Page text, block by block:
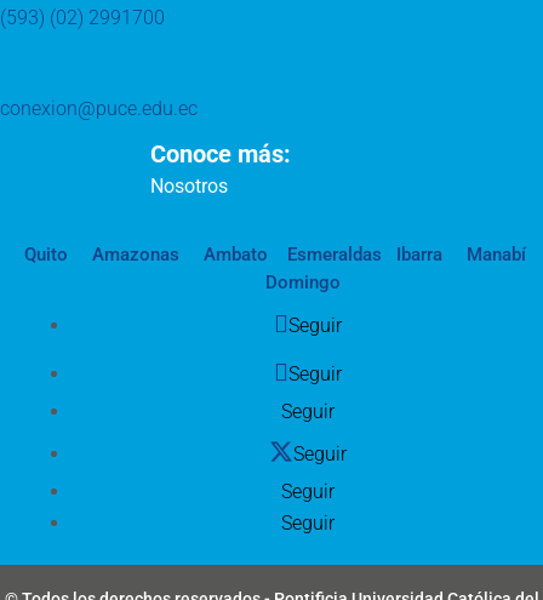
(593) (02) 2991700
conexion@puce.edu.ec
Conoce más:
Nosotros
Quito Amazonas Ambato Esmeraldas Ibarra
Manabí
Domingo
Seguir
Seguir
Seguir
Seguir
Seguir
Seguir